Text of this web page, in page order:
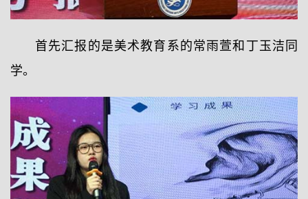
首先汇报的是美术教育系的常雨萱和丁玉洁同
学。